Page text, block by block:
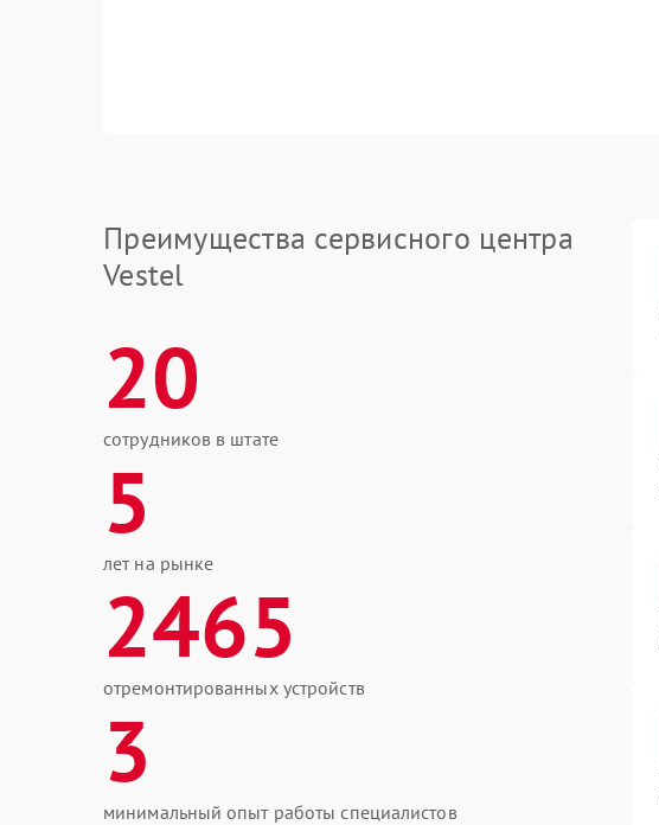
Преимущества сервисного центра
Vestel
20
сотрудников в штате
5
лет на рынке
2465
отремонтированных устройств
3
минимальный опыт работы специалистов